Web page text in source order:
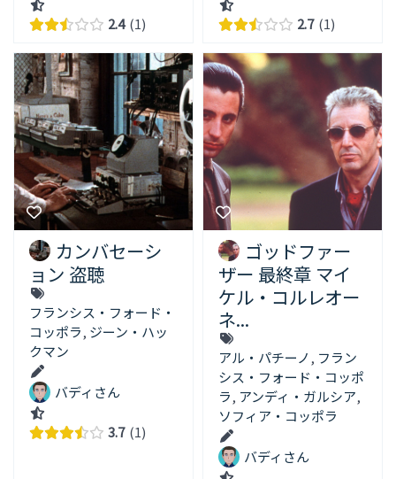
2.4 1 2.7 1
カンバセーシ
ョン 盗聴
フランシス・フォード・
コッポラ, ジーン・ハッ
クマン
バディさん
3.7 1
ゴッドファー
ザー 最終章 マイ
ケル・コルレオー
ネ...
アル・パチーノ , フラン
シス・フォード・コッポ
ラ, アンディ・ガルシア,
ソフィア・コッポラ
バディさん